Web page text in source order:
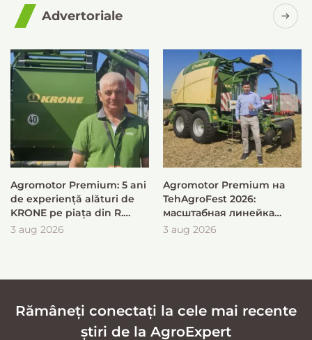
Advertoriale
Agromotor Premium: 5 ani
de experiență alături de
KRONE pe piața din R.
Moldova
3 aug 2026
Agromotor Premium на
TehAgroFest 2026:
масштабная линейка
KRONE для быстрой и
3 aug 2026
Rămâneți conectați la cele mai recente
știri de la AgroExpert